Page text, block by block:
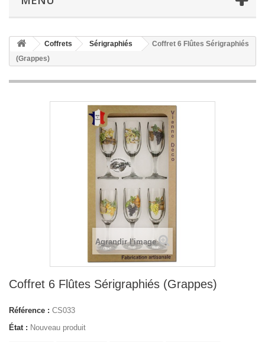
Coffrets Sérigraphiés
Coffret 6 Flûtes Sérigraphiés
(Grappes)
Agrandir l'image
Coffret 6 Flûtes Sérigraphiés (Grappes)
Référence : CS033
État : Nouveau produit